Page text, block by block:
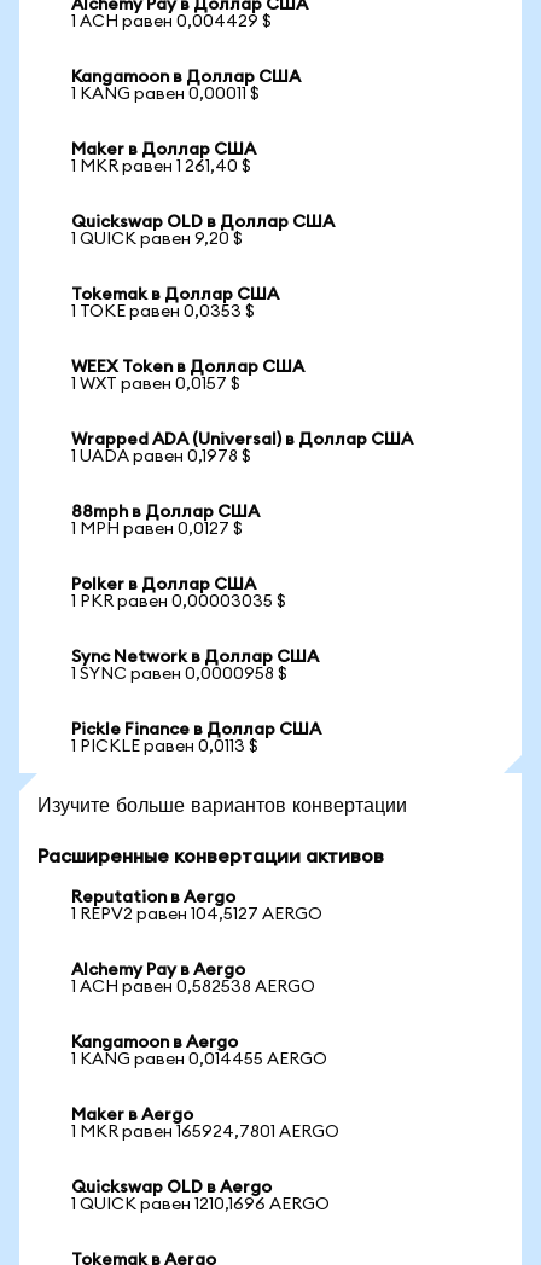
Alchemy Pay в Доллар США
1 ACH равен 0,004429 $
Kangamoon в Доллар США
1 KANG равен 0,00011 $
Maker в Доллар США
1 MKR равен 1 261,40 $
Quickswap OLD в Доллар США
1 QUICK равен 9,20 $
Tokemak в Доллар США
1 TOKE равен 0,0353 $
WEEX Token в Доллар США
1 WXT равен 0,0157 $
Wrapped ADA (Universal) в Доллар США
1 UADA равен 0,1978 $
88mph в Доллар США
1 MPH равен 0,0127 $
Polker в Доллар США
1 PKR равен 0,00003035 $
Sync Network в Доллар США
1 SYNC равен 0,0000958 $
Pickle Finance в Доллар США
1 PICKLE равен 0,0113 $
Изучите больше вариантов конвертации
Расширенные конвертации активов
Reputation в Aergo
1 REPV2 равен 104,5127 AERGO
Alchemy Pay в Aergo
1 ACH равен 0,582538 AERGO
Kangamoon в Aergo
1 KANG равен 0,014455 AERGO
Maker в Aergo
1 MKR равен 165924,7801 AERGO
Quickswap OLD в Aergo
1 QUICK равен 1210,1696 AERGO
Tokemak в Aergo